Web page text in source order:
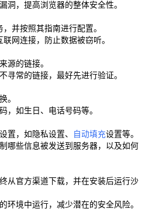
洞，提高浏览器的整体安全性。
并按照其指南进行配置。
网连接，防止数据被窃听。
源的链接。
寻常的链接，最好先进行验证。
。
，如生日、电话号码等。
置，如隐私设置、
自动填充设置等。
哪些信息被发送到服务器，以及如何
从官方渠道下载，并在安装后运行沙
环境中运行，减少潜在的安全风险。